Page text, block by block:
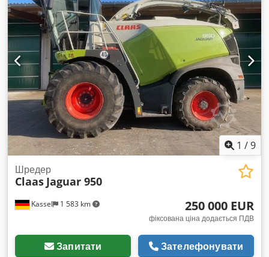
1 /9
Kassel 1 583 km
Шредер
Claas Jaguar 950
250 000 EUR
фіксована ціна додається ПДВ
Запитати Зателефонувати